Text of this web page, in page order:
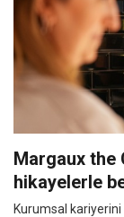
Margaux the
hikayelerle
Kurumsal